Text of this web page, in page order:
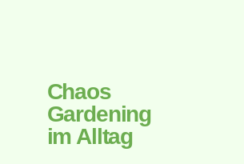
Chaos
Gardening
im Alltag